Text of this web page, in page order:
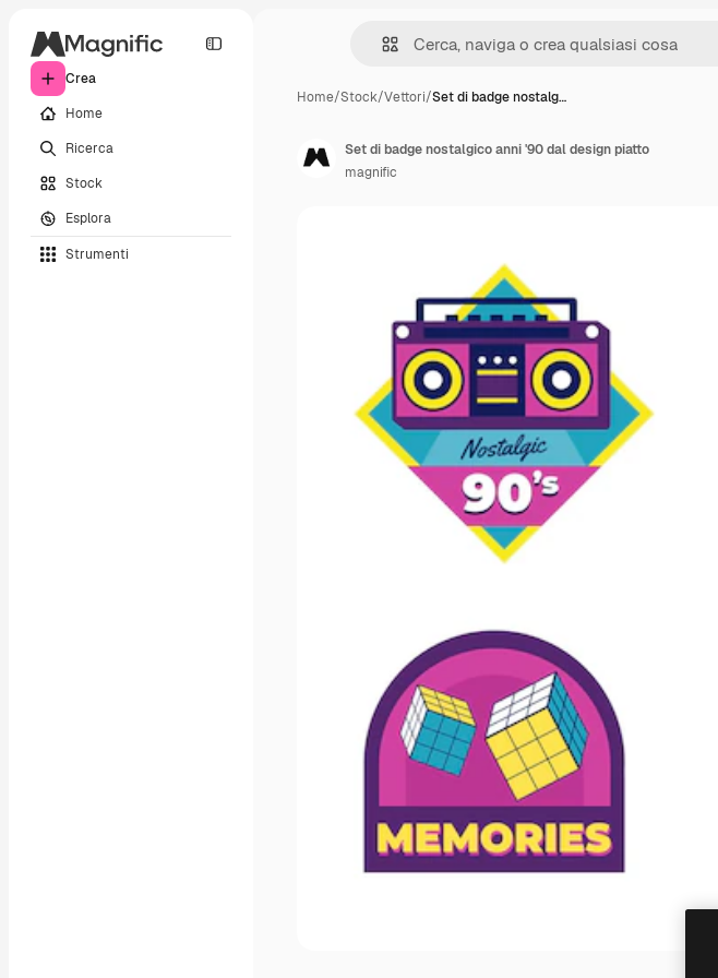
Crea
Home
Ricerca
Stock
Esplora
Strumenti
Home/Stock/Vettori/Set di badge nostalg…
Set di badge nostalgico anni '90 dal design piatto
magnific